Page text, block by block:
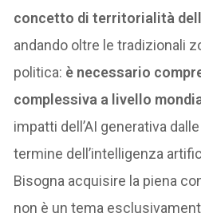
concetto di territorialità
andando oltre le tradizionali
politica: è necessario
complessiva a livello
impatti dell’AI generativa
termine dell’intelligenza
Bisogna acquisire la piena
non è un tema